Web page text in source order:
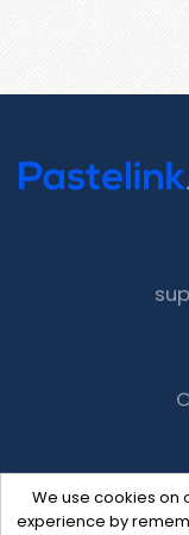
We use cookies on
experience by